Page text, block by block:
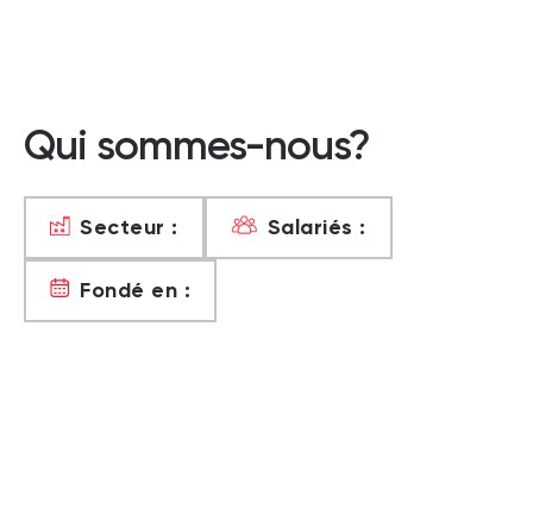
Qui sommes-nous?
Secteur : Salariés :
Fondé en :